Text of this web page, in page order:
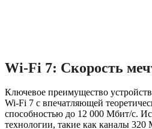
Wi-Fi 7: Скорость
Ключевое преимущество
Wi-Fi 7 с впечатляющей
способностью до 12 000 Мбит/с.
технологии, такие как каналы